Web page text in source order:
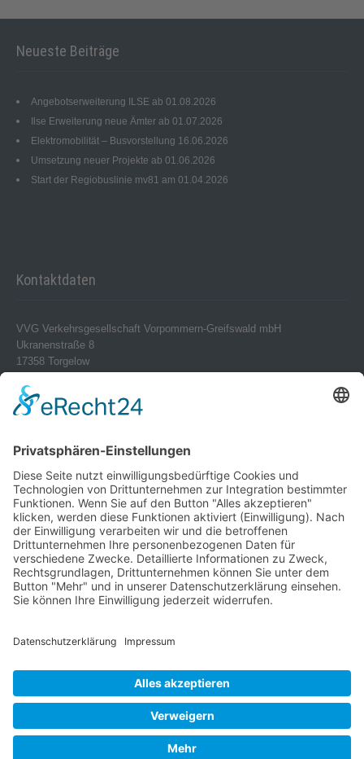
Neueste Beiträge
Angebotserweiterung ILSE ab 01.08.2026
Ilse Erweiterung neue Ämter ab 01.07.2026
Elektromobilität – Busvorstellung 16.06.2026
Umsetzung neuer Projekte ab 01.06.2026
Start der Regiobuslinie mv81 am 01.04.2026
Kontaktdaten
VVG Verkehrsgesellschaft Vorpommern-Greifswald mbH
Ukranenstraße 8
17358 Torgelow
Telefax 0 39 76 – 24 02 24
info@vvg-bus.de
Betriebshof Pasewalk
Torgelower Str. 18
17309 Pasewalk
Betriebshof Jarmen
Demminer Str. 43
17126 Jarmen
Telefon 03 99 97 – 1 03 08
Telefax 03 99 97 – 1 03 18
jarmen@vvg-bus.de
Dorf Bansin 1 c
Telefon 03976 – 24 02 45
Telefax 03976 – 24 02 24
charterbus@vvg-bus.de
Verwendung von Cookies
Um unsere Website für Sie optimal
zu gestalten und fortlaufend
wir Cookies. Durch die weitere
der Verwendung von Cookies zu.
Weitere Informationen zu Cookies
erhalten Sie in unserer
Datenschutzerklärung.